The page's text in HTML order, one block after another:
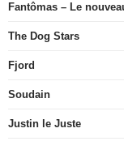
Fantômas – Le
The Dog Stars
Fjord
Soudain
Justin le Juste